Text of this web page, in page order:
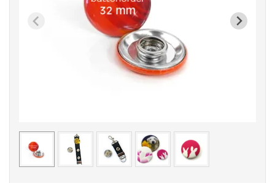
< /picture>